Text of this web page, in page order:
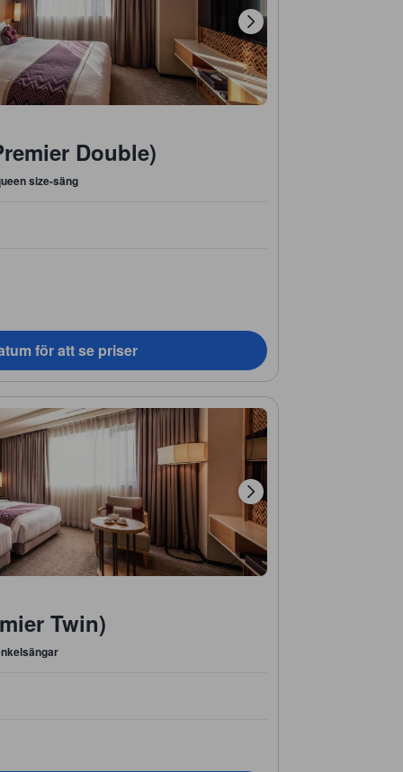
Double)
size-säng
för att se priser
Twin)